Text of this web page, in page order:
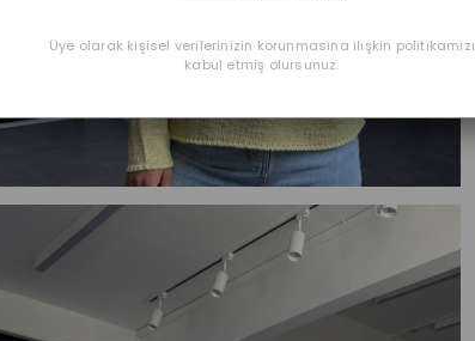
Üye olarak kişisel verilerinizin korunmasına ilişkin politikamızı
kabul etmiş olursunuz.